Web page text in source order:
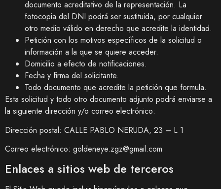
documento acreditativo de la representación. La
fotocopia del DNI podrá ser sustituida, por cualquier
otro medio válido en derecho que acredite la identidad.
Petición con los motivos específicos de la solicitud o
información a la que se quiere acceder.
Domicilio a efecto de notificaciones.
Fecha y firma del solicitante.
Todo documento que acredite la petición que formula.
Esta solicitud y todo otro documento adjunto podrá enviarse a
la siguiente dirección y/o correo electrónico:
Dirección postal: CALLE PABLO NERUDA, 23 – L 1
Correo electrónico: goldeneye.zgz@gmail.com
Enlaces a sitios web de terceros